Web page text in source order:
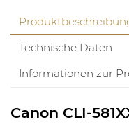
Technische Daten
Informationen zur
Canon CLI-